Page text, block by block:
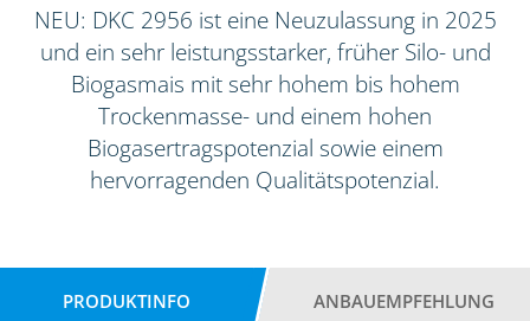
NEU: DKC 2956 ist eine Neuzulassung in 2025
und ein sehr leistungsstarker, früher Silo- und
Biogasmais mit sehr hohem bis hohem
Trockenmasse- und einem hohen
Biogasertragspotenzial sowie einem
hervorragenden Qualitätspotenzial.
PRODUKTINFO ANBAUEMPFEHLUNG